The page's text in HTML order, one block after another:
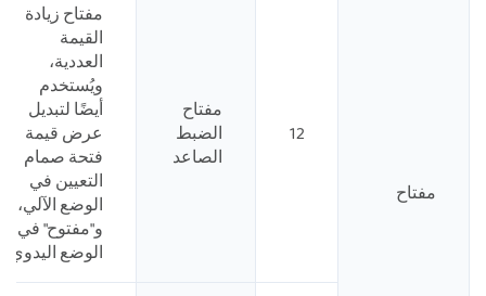
مفتاح
12
مفتاح
الضبط
الصاعد
مفتاح زيادة
القيمة
العددية،
ويُستخدم
أيضًا لتبديل
عرض قيمة
فتحة صمام
التعيين في
الوضع الآلي،
و"مفتوح" في
الوضع اليدوي